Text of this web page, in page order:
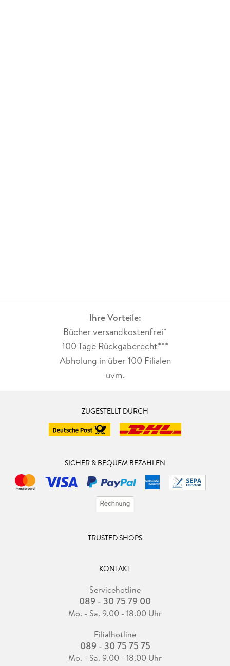
Ihre Vorteile:
Bücher versandkostenfrei*
100 Tage Rückgaberecht***
Abholung in über 100 Filialen
uvm.
ZUGESTELLT DURCH
SICHER & BEQUEM BEZAHLEN
TRUSTED SHOPS
KONTAKT
Servicehotline
089 - 30 75 79 00
Mo. - Sa. 9.00 - 18.00 Uhr
Filialhotline
089 - 30 75 75 75
Mo. - Sa. 9.00 - 18.00 Uhr